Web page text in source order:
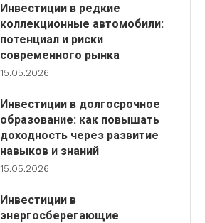
Инвестиции в редкие
коллекционные автомобили:
потенциал и риски
современного рынка
15.05.2026
Инвестиции в долгосрочное
образование: как повышать
доходность через развитие
навыков и знаний
15.05.2026
Инвестиции в
энергосберегающие